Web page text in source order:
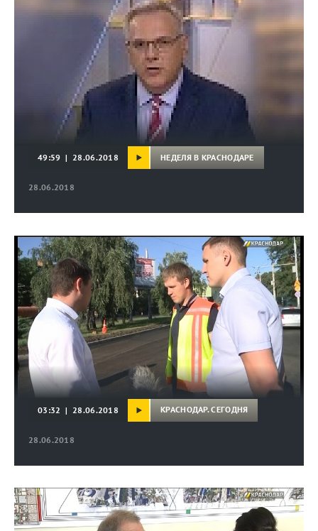
28.06.2018
49:59 | 28.06.2018 НЕДЕЛЯ В КРАСНОДАРЕ
28.06.2018
03:32 | 28.06.2018 КРАСНОДАР. СЕГОДНЯ